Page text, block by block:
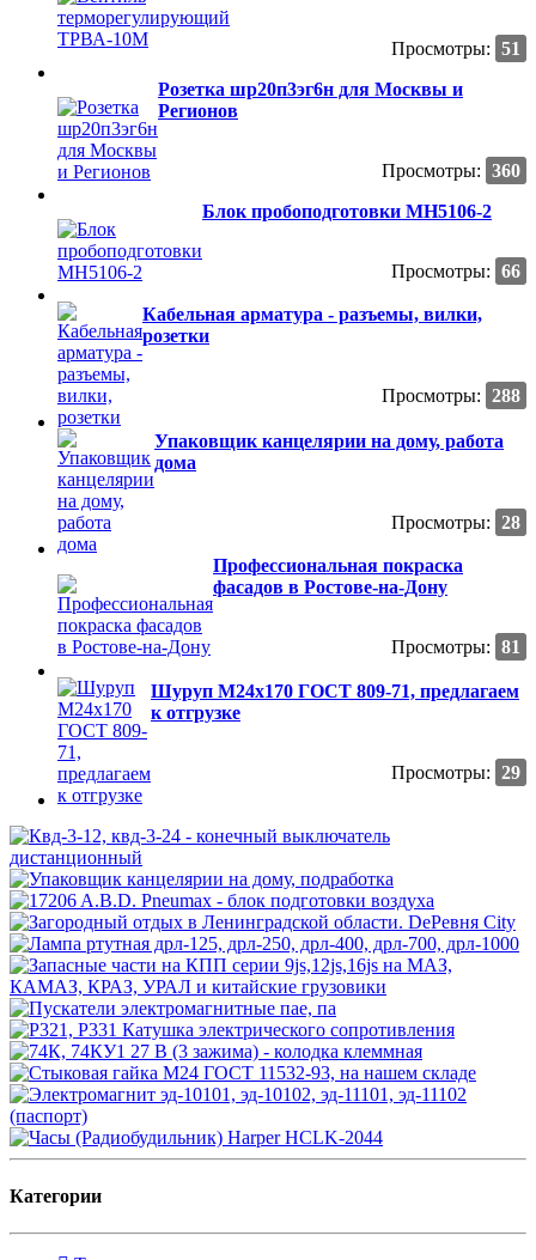
Просмотры: 51
Розетка шр20п3эг6н для Москвы и
Регионов
Просмотры: 360
Блок пробоподготовки МН5106-2
Просмотры: 66
Кабельная арматура - разъемы, вилки,
розетки
Просмотры: 288
Упаковщик канцелярии на дому, работа
дома
Просмотры: 28
Профессиональная покраска
фасадов в Ростове-на-Дону
Просмотры: 81
Шуруп М24х170 ГОСТ 809-71, предлагаем
к отгрузке
Просмотры: 29
Категории